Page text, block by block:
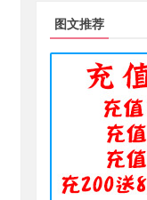
图文推荐